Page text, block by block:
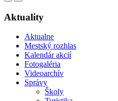
Aktuality
Aktualne
Mestský rozhlas
Kalendár akcií
Fotogaléria
Videoarchív
Správy
Školy